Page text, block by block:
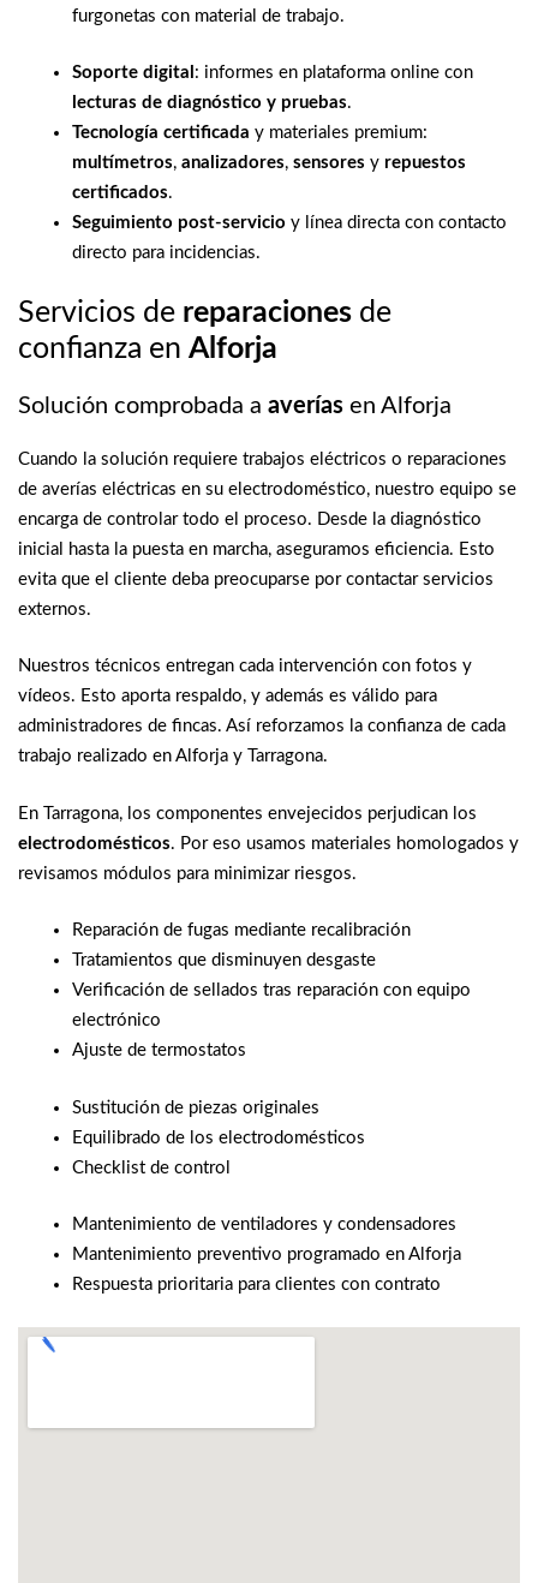
furgonetas con material de trabajo.
Soporte digital : informes en plataforma online con
lecturas de diagnóstico y pruebas.
Tecnología certificada y materiales premium:
multímetros, analizadores, sensores y repuestos
certificados.
Seguimiento post-servicio y línea directa con contacto
directo para incidencias.
Servicios de reparaciones de
confianza en Alforja
Solución comprobada a averías en Alforja
Cuando la solución requiere trabajos eléctricos o reparaciones
de averías eléctricas en su electrodoméstico, nuestro equipo se
encarga de controlar todo el proceso. Desde la diagnóstico
inicial hasta la puesta en marcha, aseguramos eficiencia. Esto
evita que el cliente deba preocuparse por contactar servicios
externos.
Nuestros técnicos entregan cada intervención con fotos y
vídeos. Esto aporta respaldo, y además es válido para
administradores de fincas. Así reforzamos la confianza de cada
trabajo realizado en Alforja y Tarragona.
En Tarragona, los componentes envejecidos perjudican los
electrodomésticos. Por eso usamos materiales homologados y
revisamos módulos para minimizar riesgos.
Reparación de fugas mediante recalibración
Tratamientos que disminuyen desgaste
Verificación de sellados tras reparación con equipo
electrónico
Ajuste de termostatos
Sustitución de piezas originales
Equilibrado de los electrodomésticos
Checklist de control
Mantenimiento de ventiladores y condensadores
Mantenimiento preventivo programado en Alforja
Respuesta prioritaria para clientes con contrato